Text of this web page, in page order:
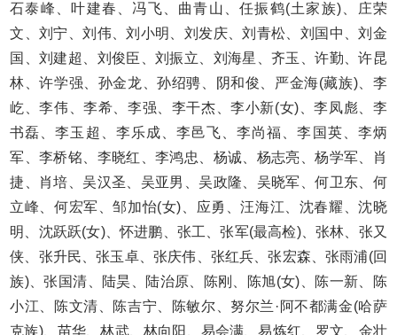
石泰峰、叶建春、冯飞、曲青山、任振鹤(土家族)、庄荣
文、刘宁、刘伟、刘小明、刘发庆、刘青松、刘国中、刘金
国、刘建超、刘俊臣、刘振立、刘海星、齐玉、许勤、许昆
林、许学强、孙金龙、孙绍骋、阴和俊、严金海(藏族)、李
屹、李伟、李希、李强、李干杰、李小新(女)、李凤彪、李
书磊、李玉超、李乐成、李邑飞、李尚福、李国英、李炳
军、李桥铭、李晓红、李鸿忠、杨诚、杨志亮、杨学军、肖
捷、肖培、吴汉圣、吴亚男、吴政隆、吴晓军、何卫东、何
立峰、何宏军、邹加怡(女)、应勇、汪海江、沈春耀、沈晓
明、沈跃跃(女)、怀进鹏、张工、张军(最高检)、张林、张又
侠、张升民、张玉卓、张庆伟、张红兵、张宏森、张雨浦(回
族)、张国清、陆昊、陆治原、陈刚、陈旭(女)、陈一新、陈
小江、陈文清、陈吉宁、陈敏尔、努尔兰·阿不都满金(哈萨
克族)、苗华、林武、林向阳、易会满、易炼红、罗文、金壮